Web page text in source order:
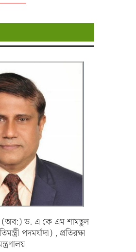
(অব:) ড. এ কে এম শামছুল
পদমর্যাদা) , প্রতিরক্ষা